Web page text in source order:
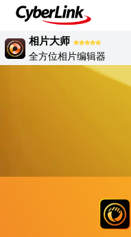
相片大师
全方位相片编辑器